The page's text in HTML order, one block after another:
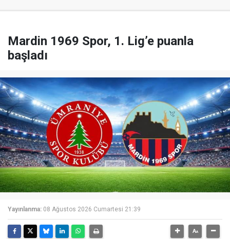
Mardin 1969 Spor, 1. Lig’e puanla
başladı
Yayınlanma: 08 Ağustos 2026 Cumartesi 21:39